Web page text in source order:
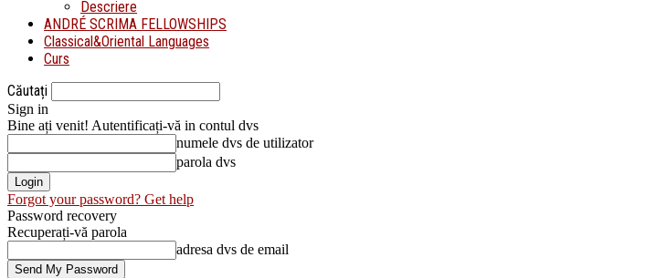
Descriere
ANDRÉ SCRIMA FELLOWSHIPS
Classical&Oriental Languages
Curs
Căutați
Sign in
Bine ați venit! Autentificați-vă in contul dvs
numele dvs de utilizator
parola dvs
Forgot your password? Get help
Password recovery
Recuperați-vă parola
adresa dvs de email